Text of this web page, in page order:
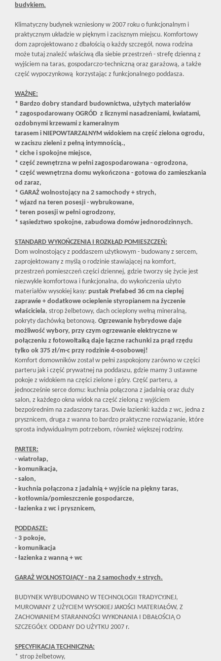
budykiem.
Klimatyczny budynek wzniesiony w 2007 roku o funkcjonalnym i
praktycznym układzie w pięknym i zacisznym miejscu. Komfortowy
dom zaprojektowano z dbałością o każdy szczegół, nowa rodzina
może tutaj znaleźć właściwą dla siebie przestrzeń - strefę dzienną z
wyjściem na taras, gospodarczo-techniczną oraz garażową, a także
część wypoczynkową korzystając z funkcjonalnego poddasza.
WAŻNE:
* Bardzo dobry standard budownictwa, użytych materiałów
* zagospodarowany OGRÓD z licznymi nasadzeniami, kwiatami,
ozdobnymi krzewami z kameralnym
tarasem i NIEPOWTARZALNYM widokiem na część zielona ogrodu,
w zaciszu zieleni z pełną intymnością.,
* ciche i spokojne miejsce,
* część zewnętrzna w pełni zagospodarowana - ogrodzona,
* część wewnętrzna domu wykończona - gotowa do zamieszkania
od zaraz,
* GARAŻ wolnostojący na 2 samochody + strych,
* wjazd na teren posesji - wybrukowane,
* teren posesji w pełni ogrodzony,
* sąsiedztwo spokojne, zabudowa domów jednorodzinnych.
STANDARD WYKOŃCZENIA I ROZKŁAD POMIESZCZEŃ:
Dom wolnostojący z poddaszem użytkowym - budowany z sercem,
zaprojektowany z myślą o rodzinie stawiającej na komfort,
przestrzeń pomieszczeń części dziennej, gdzie tworzy się życie jest
niezwykle komfortowa i funkcjonalna, do wykończenia użyto
materiałów wysokiej kasy: pustak Prefabed 36 cm na ciepłej
zaprawie + dodatkowe ocieplenie styropianem na życzenie
właściciela, strop żelbetowy, dach ocieplony wełną mineralną,
pokryty dachówką betonową. Ogrzewanie hybrydowe daje
możliwość wybory, przy czym ogrzewanie elektryczne w
połączeniu z fotowoltaiką daje łączne rachunki za prąd rzędu
tylko ok 375 zł/m-c przy rodzinie 4-osobowej!
Komfort domowników został w pełni zaspokojony zarówno w części
parteru jak i część prywatnej na poddaszu, gdzie mamy 3 ustawne
pokoje z widokiem na części zielone i góry. Część parteru, a
jednocześnie serce domu: kuchnia połączona z jadalnią oraz duży
salon, z każdego okna widok na część zieloną z wyjściem
bezpośrednim na zadaszony taras. Dwie łazienki: każda z wc, jedna z
prysznicem, druga z wanna to bardzo praktyczne rozwiązanie, które
sprosta indywidualnym potrzebom, również większej rodziny.
PARTER:
- wiatrołap,
- komunikacja,
- salon,
- kuchnia połączona z jadalnią + wyjście na piękny taras,
- kotłownia/pomieszczenie gospodarcze,
- łazienka z wc i prysznicem,
PODDASZE:
- 3 pokoje,
- komunikacja
- łazienka z wanną + wc
GARAŻ WOLNOSTOJĄCY - na 2 samochody + strych.
BUDYNEK WYBUDOWANO W TECHNOLOGII TRADYCYJNEJ,
MUROWANY Z UŻYCIEM WYSOKIEJ JAKOŚCI MATERIAŁÓW, Z
ZACHOWANIEM STARANNOŚCI WYKONANIA I DBAŁOŚCIĄ O
SZCZEGÓŁY. ODDANY DO UŻYTKU 2007 r.
SPECYFIKACJA TECHNICZNA:
* strop żelbetowy,